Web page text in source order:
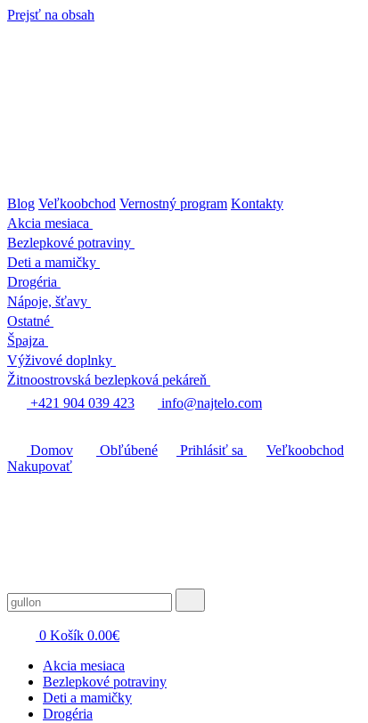
Prejsť na obsah
Blog Veľkoobchod Vernostný program Kontakty
Akcia mesiaca
Bezlepkové potraviny
Deti a mamičky
Drogéria
Nápoje, šťavy
Ostatné
Špajza
Výživové doplnky
Žitnoostrovská bezlepková pekáreň
+421 904 039 423
info@najtelo.com
Domov Obľúbené Prihlásiť sa
Veľkoobchod
Nakupovať
0 Košík 0.00€
Akcia mesiaca
Bezlepkové potraviny
Deti a mamičky
Drogéria